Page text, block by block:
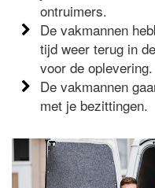
ontruimers.
De vakmannen
tijd weer terug in
voor de oplevering.
De vakmannen
met je bezittingen.